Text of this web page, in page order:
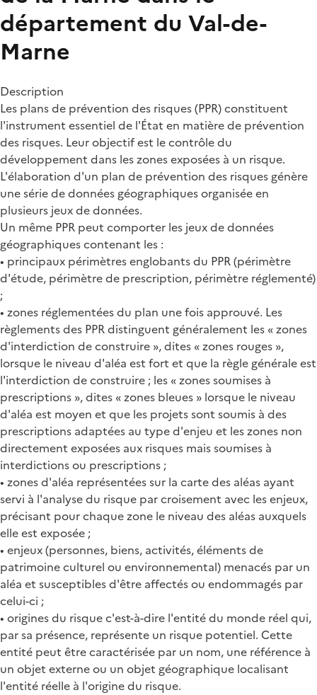
département du Val-de-
Marne
Description
Les plans de prévention des risques (PPR) constituent
l'instrument essentiel de l'État en matière de prévention
des risques. Leur objectif est le contrôle du
développement dans les zones exposées à un risque.
L'élaboration d'un plan de prévention des risques génère
une série de données géographiques organisée en
plusieurs jeux de données.
Un même PPR peut comporter les jeux de données
géographiques contenant les :
• principaux périmètres englobants du PPR (périmètre
d'étude, périmètre de prescription, périmètre réglementé)
;
• zones réglementées du plan une fois approuvé. Les
règlements des PPR distinguent généralement les « zones
d'interdiction de construire », dites « zones rouges »,
lorsque le niveau d'aléa est fort et que la règle générale est
l'interdiction de construire ; les « zones soumises à
prescriptions », dites « zones bleues » lorsque le niveau
d'aléa est moyen et que les projets sont soumis à des
prescriptions adaptées au type d'enjeu et les zones non
directement exposées aux risques mais soumises à
interdictions ou prescriptions ;
• zones d'aléa représentées sur la carte des aléas ayant
servi à l'analyse du risque par croisement avec les enjeux,
précisant pour chaque zone le niveau des aléas auxquels
elle est exposée ;
• enjeux (personnes, biens, activités, éléments de
patrimoine culturel ou environnemental) menacés par un
aléa et susceptibles d'être affectés ou endommagés par
celui-ci ;
• origines du risque c'est-à-dire l'entité du monde réel qui,
par sa présence, représente un risque potentiel. Cette
entité peut être caractérisée par un nom, une référence à
un objet externe ou un objet géographique localisant
l'entité réelle à l'origine du risque.